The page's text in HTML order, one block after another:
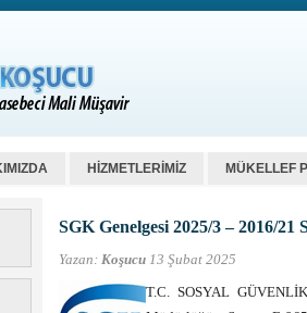
HİZMETLERİMİZ MÜKELLEF
SGK Genelgesi 2025/3 – 2016/21
Yazan: Koşucu 13 Şubat 2025
T.C. SOSYAL